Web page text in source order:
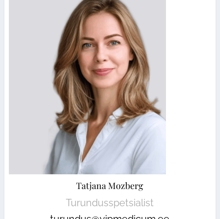
Tatjana Mozberg
Turundusspetsialist